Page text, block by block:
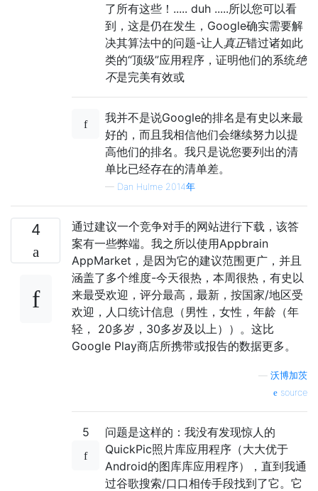
了所有这些！..... duh .....所以您可以看
到，这是仍在发生，Google确实需要解
决其算法中的问题-让人 真正错过诸如此
类的“顶级”应用程序，证明他们的系统绝
不是完美有效或
我并不是说Google的排名是有史以来最
好的，而且我相信他们会继续努力以提
高他们的排名。我只是说您要列出的清
单比已经存在的清单差。
— Dan Hulme 2014年
4
通过建议一个竞争对手的网站进行下载，该答
案有一些弊端。我之所以使用Appbrain
AppMarket，是因为它的建议范围更广，并且
涵盖了多个维度-今天很热，本周很热，有史以
来最受欢迎，评分最高，最新，按国家/地区受
欢迎，人口统计信息（男性，女性，年龄（年
轻， 20多岁，30多岁及以上））。这比
Google Play商店所携带或报告的数据更多。
沃博加茨
source
5
问题是这样的：我没有发现惊人的
QuickPic照片库应用程序（大大优于
Android的图库库应用程序），直到我通
过谷歌搜索/口口相传手段找到了它。它